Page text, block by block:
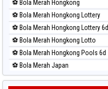
⚽ Bola Merah Hongkong
⚽ Bola Merah Hongkong Lottery
⚽ Bola Merah Hongkong Lottery 6d
⚽ Bola Merah Hongkong Lotto
⚽ Bola Merah Hongkong Pools 6d
⚽ Bola Merah Japan
⚽ Bola Merah Japan 6d